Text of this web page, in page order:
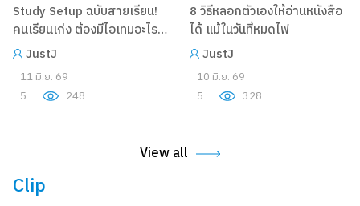
Study Setup ฉบับสายเรียน!
คนเรียนเก่ง ต้องมีไอเทมอะไร
ติดโต๊ะ
JustJ
11 มิ.ย. 69
5
248
8 วิธีหลอกตัวเองให้อ่านหนังสือ
ได้ แม้ในวันที่หมดไฟ
JustJ
10 มิ.ย. 69
328
View all
Clip